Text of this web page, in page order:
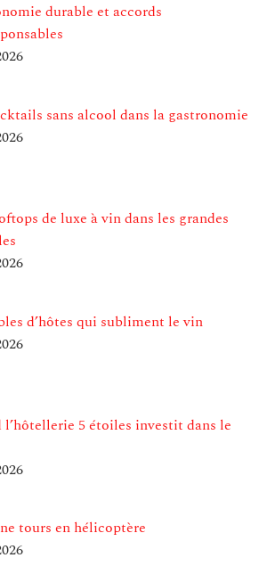
durable et accords
sans alcool dans la gastronomie
de luxe à vin dans les grandes
d’hôtes qui subliment le vin
l’hôtellerie 5 étoiles investit dans le
tours en hélicoptère